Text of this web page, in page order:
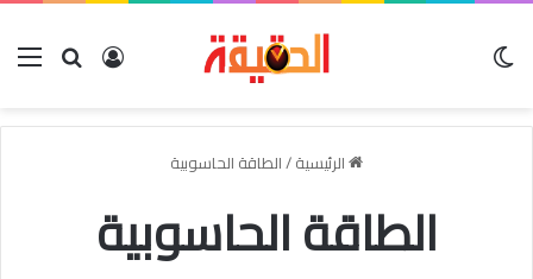
بحث عنتسجيل
الرئيسية/الطاقة الحاسوبية
الطاقة الحاسوبية